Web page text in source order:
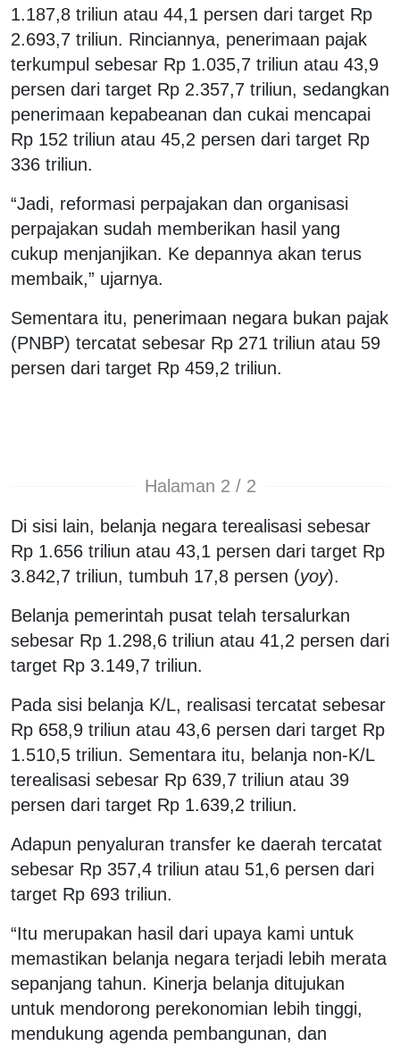
1.187,8 triliun atau 44,1 persen dari target Rp
2.693,7 triliun. Rinciannya, penerimaan pajak
terkumpul sebesar Rp 1.035,7 triliun atau 43,9
persen dari target Rp 2.357,7 triliun, sedangkan
penerimaan kepabeanan dan cukai mencapai
Rp 152 triliun atau 45,2 persen dari target Rp
336 triliun.
“Jadi, reformasi perpajakan dan organisasi
perpajakan sudah memberikan hasil yang
cukup menjanjikan. Ke depannya akan terus
membaik,” ujarnya.
Sementara itu, penerimaan negara bukan pajak
(PNBP) tercatat sebesar Rp 271 triliun atau 59
persen dari target Rp 459,2 triliun.
Halaman 2 / 2
Di sisi lain, belanja negara terealisasi sebesar
Rp 1.656 triliun atau 43,1 persen dari target Rp
3.842,7 triliun, tumbuh 17,8 persen (yoy).
Belanja pemerintah pusat telah tersalurkan
sebesar Rp 1.298,6 triliun atau 41,2 persen dari
target Rp 3.149,7 triliun.
Pada sisi belanja K/L, realisasi tercatat sebesar
Rp 658,9 triliun atau 43,6 persen dari target Rp
1.510,5 triliun. Sementara itu, belanja non-K/L
terealisasi sebesar Rp 639,7 triliun atau 39
persen dari target Rp 1.639,2 triliun.
Adapun penyaluran transfer ke daerah tercatat
sebesar Rp 357,4 triliun atau 51,6 persen dari
target Rp 693 triliun.
“Itu merupakan hasil dari upaya kami untuk
memastikan belanja negara terjadi lebih merata
sepanjang tahun. Kinerja belanja ditujukan
untuk mendorong perekonomian lebih tinggi,
mendukung agenda pembangunan, dan